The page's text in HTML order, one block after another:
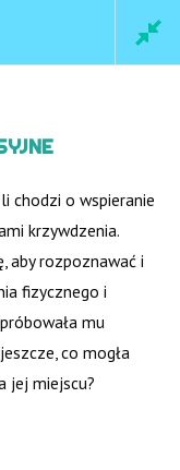
Main
chodzi o wspieranie
krzywdzenia.
aby rozpoznawać i
fizycznego i
mu
co mogła
jej miejscu?